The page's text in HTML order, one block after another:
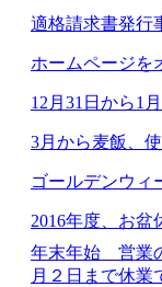
Google
LINE
適格請求書発行
ホームページを
12月31日から1
3月から麦飯、
ゴールデンウィ
2016年度、お盆
年末年始 営業
月２日まで休業